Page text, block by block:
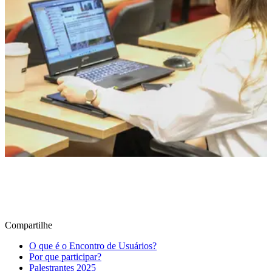
Compartilhe
O que é o Encontro de Usuários?
Por que participar?
Palestrantes 2025